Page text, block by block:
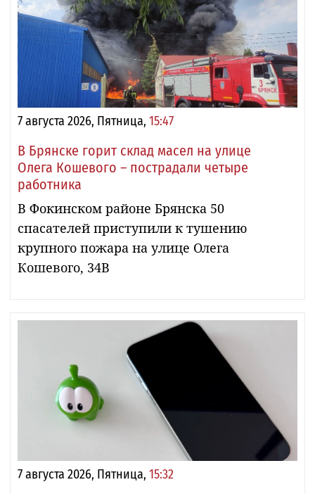
7 августа 2026, Пятница, 15:47
В Брянске горит склад масел на улице
Олега Кошевого – пострадали четыре
работника
В Фокинском районе Брянска 50
спасателей приступили к тушению
крупного пожара на улице Олега
Кошевого, 34В
7 августа 2026, Пятница, 15:32